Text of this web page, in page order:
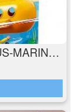
DUPLO L'AVENTURE SOUS-MARINE 10910